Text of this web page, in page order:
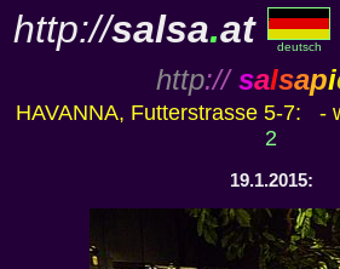
http://salsa.at deutsch
http:// salsapi
HAVANNA, Futterstrasse 5-7: -
2
19.1.2015: